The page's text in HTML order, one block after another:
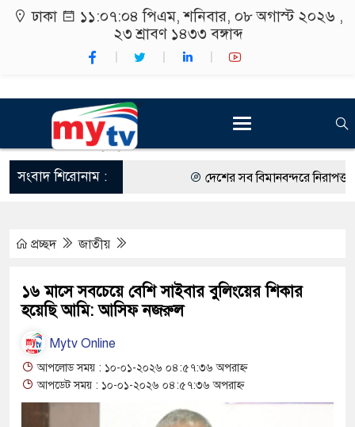
ঢাকা ১১:০৭:০৫ পিএম, শনিবার, ০৮ অগাস্ট ২০২৬ ,
২৩ শ্রাবণ ১৪৩৩ বঙ্গাব্দ
সংবাদ শিরোনাম : দেশের সব বিমানবন্দরে নিরাপত্তা
কর্মসূচীর শুভসূচনা।
বিভিন্ন বিশ্ববিদ্যালয়ের শিক্ষার্থীদের
থাকায় বিক্রিতে নিষেধাজ্ঞা
অত্যাচারের ছবি যেন আর তুলতে না
প্রচ্ছদ জাতীয়
১৬ মাসে সবচেয়ে বেশি সাইবার বুলিংয়ের শিকার
হয়েছি আমি: আসিফ নজরুল
Mytv Online
আপলোড সময় : ১০-০১-২০২৬ ০৪:৫৭:৩৬ অপরাহ্ন
আপডেট সময় : ১০-০১-২০২৬ ০৪:৫৭:৩৬ অপরাহ্ন